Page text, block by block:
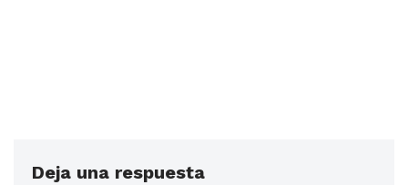
Deja una respuesta